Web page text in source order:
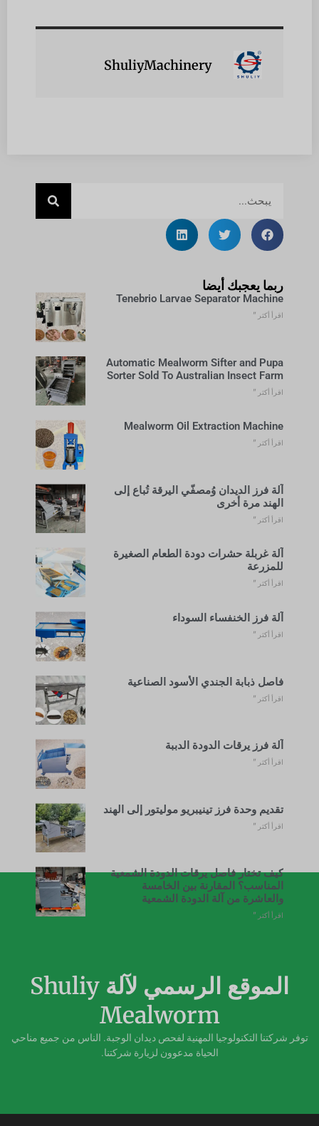
ShuliyMachinery
ربما يعجبك أيضا
Tenebrio Larvae Separator Machine
اقرأ أكثر "
Automatic Mealworm Sifter and Pupa
Sorter Sold To Australian Insect Farm
اقرأ أكثر "
Mealworm Oil Extraction Machine
اقرأ أكثر "
آلة فرز الديدان وُمصفّي اليرقة تُباع إلى
الهند مرة أخرى
اقرأ أكثر "
آلة غربلة حشرات دودة الطعام الصغيرة
للمزرعة
اقرأ أكثر "
آلة فرز الخنفساء السوداء
اقرأ أكثر "
فاصل ذبابة الجندي الأسود الصناعية
اقرأ أكثر "
آلة فرز يرقات الدودة الدببة
اقرأ أكثر "
تقديم وحدة فرز تينيبريو موليتور إلى الهند
اقرأ أكثر "
كيف تختار فاصل يرقات الدودة الشمعية
المناسب؟ المقارنة بين الخامسة
والعاشرة من آلة الدودة الشمعية
اقرأ أكثر "
الموقع الرسمي لآلة Shuliy
Mealworm
توفر شركتنا التكنولوجيا المهنية لفحص ديدان الوجبة. الناس من جميع مناحي
الحياة مدعوون لزيارة شركتنا.